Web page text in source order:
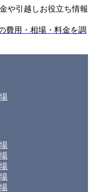
や引越しお役立ち情報